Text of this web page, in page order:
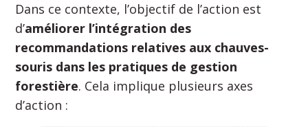
Dans ce contexte, l’objectif de l’action est
d’améliorer l’intégration des
recommandations relatives aux chauves-
souris dans les pratiques de gestion
forestière. Cela implique plusieurs axes
d’action :